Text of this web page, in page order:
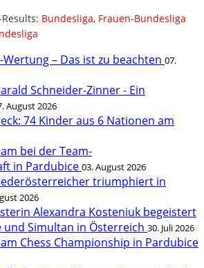
Bundesliga, Frauen-Bundesliga
Wertung – Das ist zu beachten 07.
Schneider-Zinner - Ein
August 2026
74 Kinder aus 6 Nationen am
bei der Team-
in Pardubice 03. August 2026
triumphiert in
2026
Alexandra Kosteniuk begeistert
und Simultan in Österreich 30. Juli 2026
Chess Championship in Pardubice